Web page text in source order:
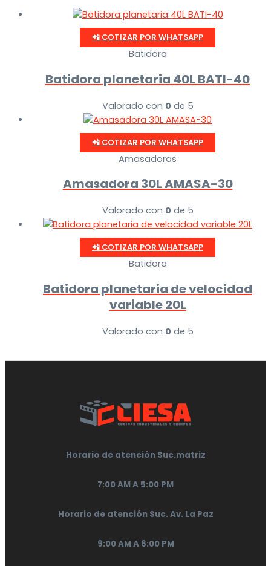
📲 COTIZAR POR WHATSAPP
Batidora
Batidora planetaria 40L BATI-40
Valorado con 0 de 5
📲 COTIZAR POR WHATSAPP
Amasadoras
Amasadora 30L AMASA-30
Valorado con 0 de 5
📲 COTIZAR POR WHATSAPP
Batidora
Batidora planetaria de velocidad
variable 20L
Valorado con 0 de 5
Horario de atención Suc.matriz
7:00 AM A 5:00 PM
Horario de atención Suc. Av. La Paz
9:00 AM A 6:00 PM